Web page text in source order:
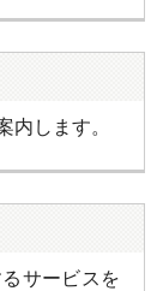
します。
サービスを